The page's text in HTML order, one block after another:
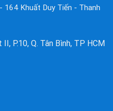
164 Khuất Duy Tiến - Thanh
P.10, Q. Tân Bình, TP HCM